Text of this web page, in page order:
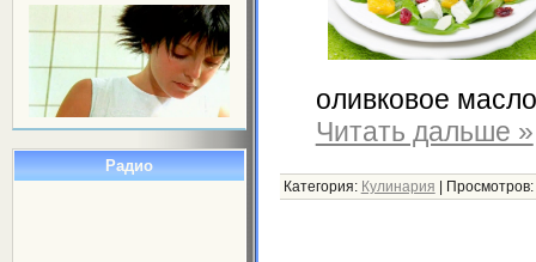
Радио
оливковое
Читать дальше »
Категория: Кулинария | Просмотров: